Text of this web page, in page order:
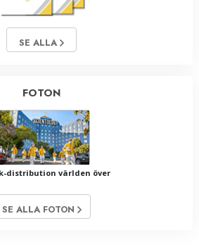
SE ALLA
FOTON
distribution världen över
SE ALLA FOTON